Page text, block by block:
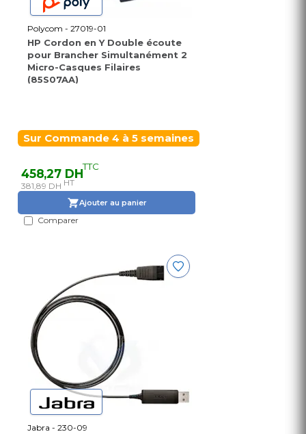
Polycom - 27019-01
HP Cordon en Y Double écoute
pour Brancher Simultanément 2
Micro-Casques Filaires
(85S07AA)
Sur Commande 4 à 5 semaines
458,27 DHTTC
381,89 DH HT
Ajouter au panier
Comparer
Jabra - 230-09